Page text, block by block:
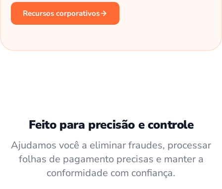
Recursos corporativos
Feito para precisão e controle
Ajudamos você a eliminar fraudes, processar
folhas de pagamento precisas e manter a
conformidade com confiança.